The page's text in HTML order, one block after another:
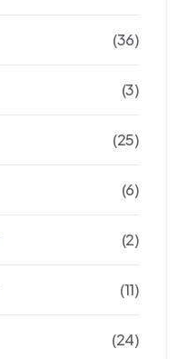
(36)
(3)
(25)
(6)
(2)
(11)
(24)